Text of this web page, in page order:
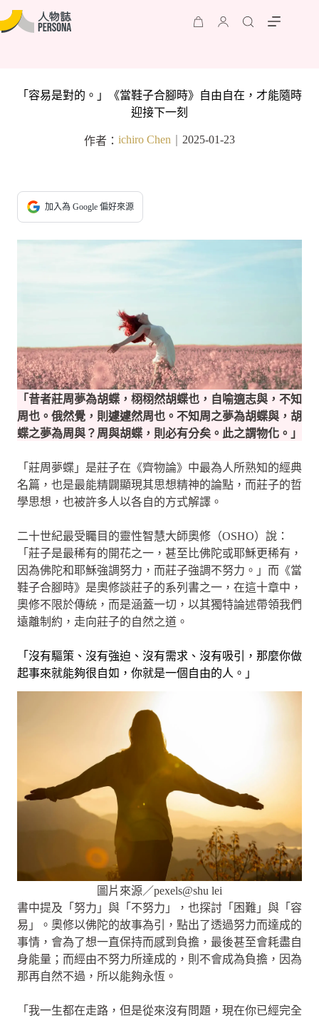
「容易是對的。」《當鞋子合腳時》自由自在，才能隨時
迎接下一刻
作者： ichiro Chen 2025-01-23
加入為 Google 偏好來源
「昔者莊周夢為胡蝶，栩栩然胡蝶也，自喻適志與，不知
周也。俄然覺，則遽遽然周也。不知周之夢為胡蝶與，胡
蝶之夢為周與？周與胡蝶，則必有分矣。此之謂物化。」
「莊周夢蝶」是莊子在《齊物論》中最為人所熟知的經典
名篇，也是最能精闢顯現其思想精神的論點，而莊子的哲
學思想，也被許多人以各自的方式解譯。
二十世紀最受矚目的靈性智慧大師奧修（OSHO）說：
「莊子是最稀有的開花之一，甚至比佛陀或耶穌更稀有，
因為佛陀和耶穌強調努力，而莊子強調不努力。」而《當
鞋子合腳時》是奧修談莊子的系列書之一，在這十章中，
奧修不限於傳統，而是涵蓋一切，以其獨特論述帶領我們
遠離制約，走向莊子的自然之道。
「沒有驅策、沒有強迫、沒有需求、沒有吸引，那麼你做
起事來就能夠很自如，你就是一個自由的人。」
圖片來源／pexels@shu lei
書中提及「努力」與「不努力」，也探討「困難」與「容
易」。奧修以佛陀的故事為引，點出了透過努力而達成的
事情，會為了想一直保持而感到負擔，最後甚至會耗盡自
身能量；而經由不努力所達成的，則不會成為負擔，因為
那再自然不過，所以能夠永恆。
「我一生都在走路，但是從來沒有問題，現在你已經完全